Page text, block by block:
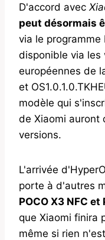
D'accord avec
peut désormais
via le programme
disponible via les
européennes de
et
modèle qui
de Xiaomi auront
versions.
L'arrivée
porte à d'autres
POCO X3 NFC et
que Xiaomi finira
même si rien